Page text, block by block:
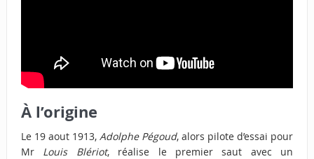
À l’origine
Le 19 aout 1913, Adolphe Pégoud, alors pilote d’essai pour
Mr Louis Blériot, réalise le premier saut avec un